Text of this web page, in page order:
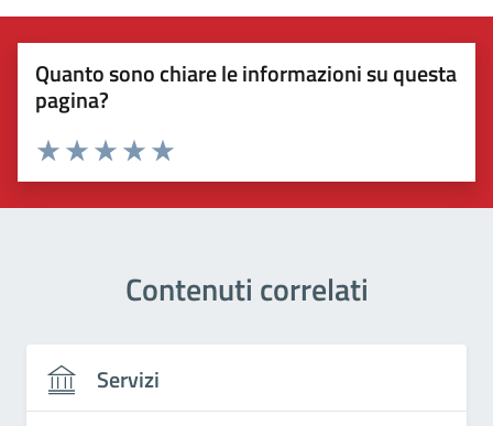
Quanto sono chiare le informazioni su questa
pagina?
Valuta 5 stelle su 5
Valuta 4 stelle su 5
Valuta 3 stelle su 5
Valuta 2 stelle su 5
Valuta 1 stelle su 5
Contenuti correlati
Servizi